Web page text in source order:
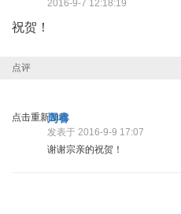
2016-9-7 12:18:19
祝贺！
点评
点击重新加载
周睿
发表于 2016-9-9 17:07
谢谢宗亲的祝贺！